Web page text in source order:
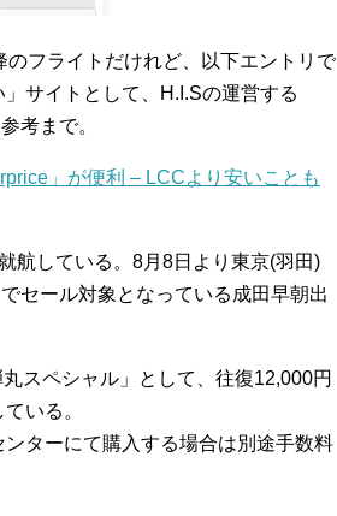
フライトだけれど、以下エントリで
サイトとして、H.I.Sの運営する
考まで。
」が便利 – LCCより安いことも
航している。8月8日より東京(羽田)
セール対象となっている成田早朝出
スペシャル」として、往復12,000円
いる。
ターにて購入する場合は別途手数料